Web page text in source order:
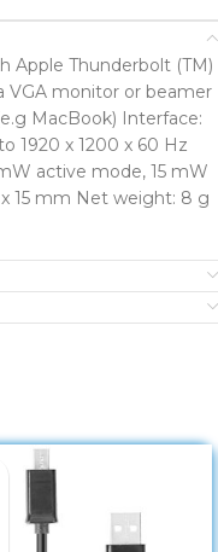
Apple Thunderbolt (TM)
VGA monitor or beamer
MacBook) Interface:
1920 x 1200 x 60 Hz
active mode, 15 mW
15 mm Net weight: 8 g